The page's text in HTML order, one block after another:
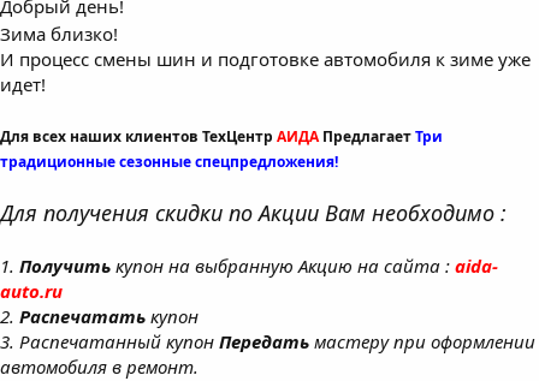
Добрый день!
Зима близко!
И процесс смены шин и подготовке автомобиля к зиме уже
идет!
Для всех наших клиентов ТехЦентр АИДАПредлагаетТри
традиционные сезонные спецпредложения!
Для получения скидки по Акции Вам необходимо :
1. Получить купон на выбранную Акцию на сайта : aida-
auto.ru
2. Распечатать купон
3. Распечатанный купон Передать мастеру при оформлении
автомобиля в ремонт.